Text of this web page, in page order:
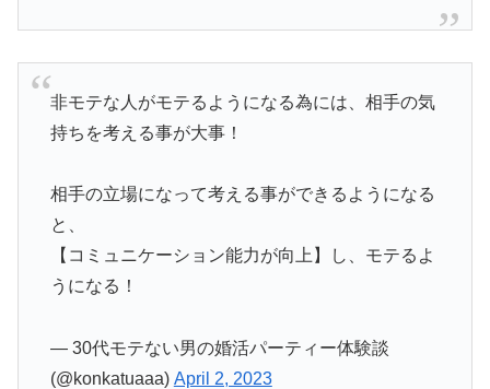
非モテな人がモテるようになる為には、相手の気
持ちを考える事が大事！
相手の立場になって考える事ができるようになる
と、
【コミュニケーション能力が向上】し、モテるよ
うになる！
— 30代モテない男の婚活パーティー体験談
(@konkatuaaa) April 2, 2023